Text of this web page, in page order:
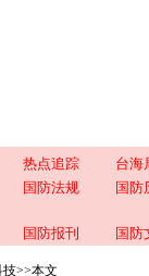
热点追踪 台海
国防法规 国防
国防报刊 国防
技>>本文